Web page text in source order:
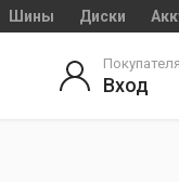
Шины Диски
Вход